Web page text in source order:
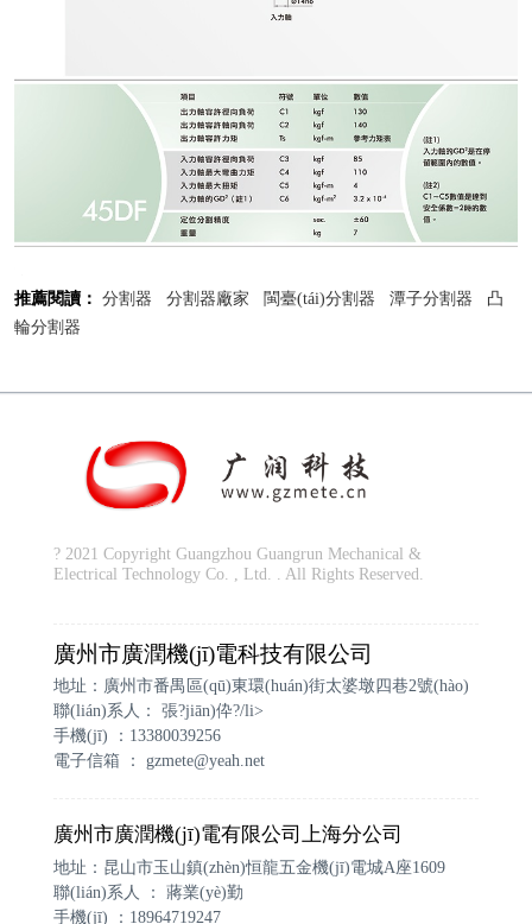
推薦閱讀： 分割器 分割器廠家 閩臺(tái)分割器 潭子分割器
凸
輪分割器
? 2021 Copyright Guangzhou Guangrun Mechanical &
Electrical Technology Co. , Ltd. . All Rights Reserved.
廣州市廣潤機(jī)電科技有限公司
地址：廣州市番禺區(qū)東環(huán)街太婆墩四巷2號(hào)
聯(lián)系人： 張?jiān)伜?/li>
手機(jī) ：13380039256
電子信箱 ： gzmete@yeah.net
廣州市廣潤機(jī)電有限公司上海分公司
地址：昆山市玉山鎮(zhèn)恒龍五金機(jī)電城A座1609
聯(lián)系人 ： 蔣業(yè)勤
手機(jī) ：18964719247